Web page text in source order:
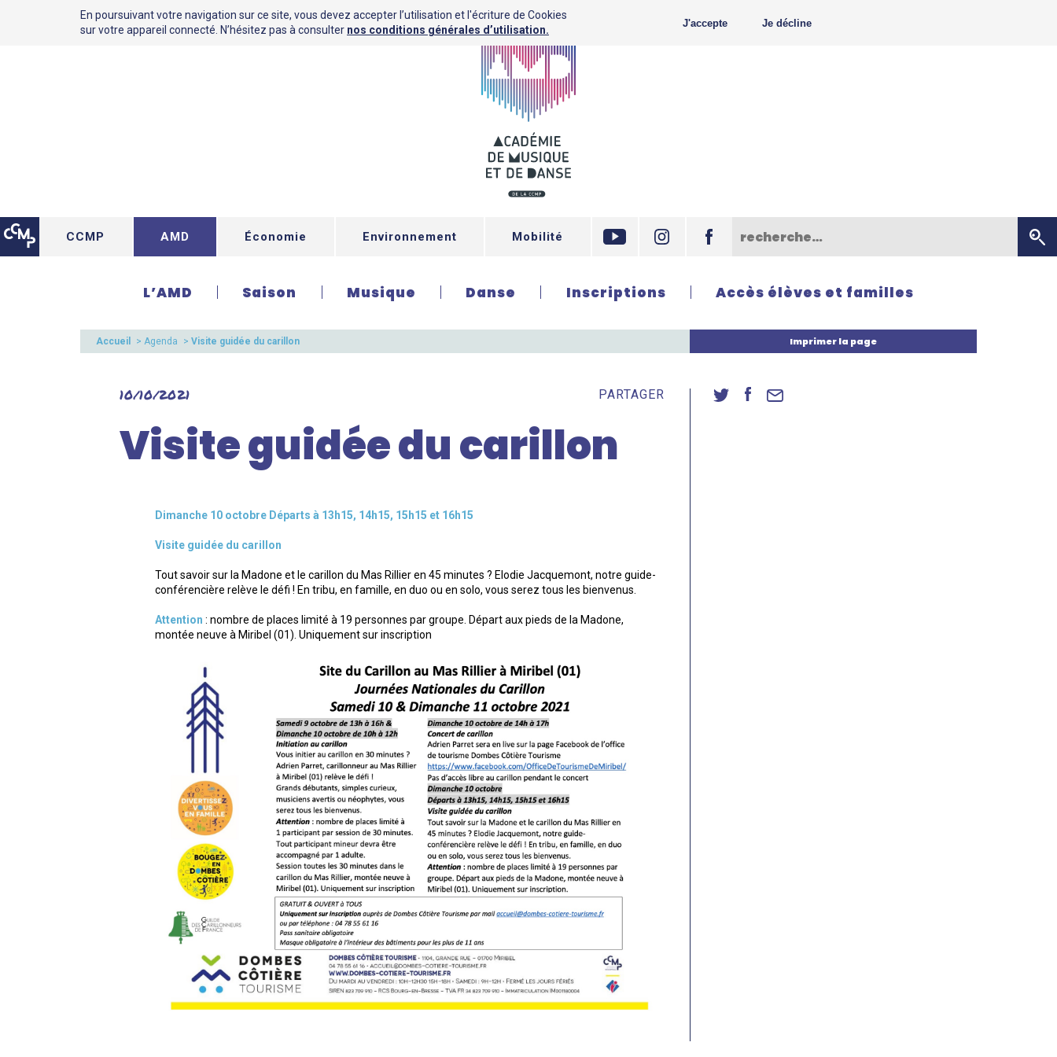
CCMP AMD Économie Environnement Mobilité
L’AMD Saison Musique Danse Inscriptions Accès élèves et familles
Accueil > Agenda > Visite guidée du carillon Imprimer la page
10/10/2021 PARTAGER
Visite guidée du carillon
Dimanche 10 octobre Départs à 13h15, 14h15, 15h15 et 16h15
Visite guidée du carillon
Tout savoir sur la Madone et le carillon du Mas Rillier en 45 minutes ? Elodie Jacquemont, notre guide-
conférencière relève le défi ! En tribu, en famille, en duo ou en solo, vous serez tous les bienvenus.
Attention : nombre de places limité à 19 personnes par groupe. Départ aux pieds de la Madone,
montée neuve à Miribel (01). Uniquement sur inscription
En poursuivant votre navigation sur ce site, vous devez accepter l’utilisation et l'écriture de Cookies
sur votre appareil connecté. N’hésitez pas à consulter nos conditions générales d’utilisation.
J'accepte Je décline